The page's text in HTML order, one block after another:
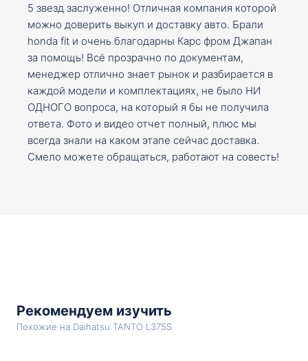
5 звезд заслуженно! Отличная компания которой
можно доверить выкуп и доставку авто. Брали
honda fit и очень благодарны Карс фром Джапан
за помощь! Всё прозрачно по документам,
менеджер отлично знает рынок и разбирается в
каждой модели и комплектациях, не было НИ
ОДНОГО вопроса, на который я бы не получила
ответа. Фото и видео отчет полный, плюс мы
всегда знали на каком этапе сейчас доставка.
Смело можете обращаться, работают на совесть!
Рекомендуем изучить
Похожие на Daihatsu TANTO L375S